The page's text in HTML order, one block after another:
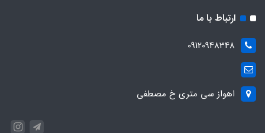
ارتباط با ما
09120948348
اهواز سی متری خ مصطفی